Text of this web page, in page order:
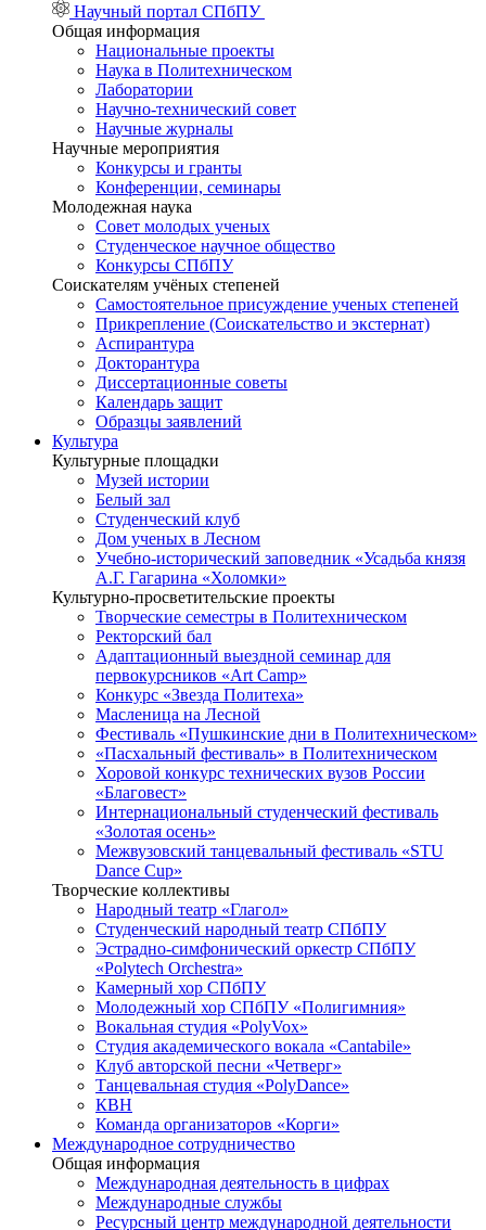
Научный портал СПбПУ
Общая информация
Национальные проекты
Наука в Политехническом
Лаборатории
Научно-технический совет
Научные журналы
Научные мероприятия
Конкурсы и гранты
Конференции, семинары
Молодежная наука
Совет молодых ученых
Студенческое научное общество
Конкурсы СПбПУ
Соискателям учёных степеней
Самостоятельное присуждение ученых степеней
Прикрепление (Соискательство и экстернат)
Аспирантура
Докторантура
Диссертационные советы
Календарь защит
Образцы заявлений
Культура
Культурные площадки
Музей истории
Белый зал
Студенческий клуб
Дом ученых в Лесном
Учебно-исторический заповедник «Усадьба князя
А.Г. Гагарина «Холомки»
Культурно-просветительские проекты
Творческие семестры в Политехническом
Ректорский бал
Адаптационный выездной семинар для
первокурсников «Art Camp»
Конкурс «Звезда Политеха»
Масленица на Лесной
Фестиваль «Пушкинские дни в Политехническом»
«Пасхальный фестиваль» в Политехническом
Хоровой конкурс технических вузов России
«Благовест»
Интернациональный студенческий фестиваль
«Золотая осень»
Межвузовский танцевальный фестиваль «STU
Dance Cup»
Творческие коллективы
Народный театр «Глагол»
Студенческий народный театр СПбПУ
Эстрадно-симфонический оркестр СПбПУ
«Polytech Orchestra»
Камерный хор СПбПУ
Молодежный хор СПбПУ «Полигимния»
Вокальная студия «PolyVox»
Студия академического вокала «Cantabile»
Клуб авторской песни «Четверг»
Танцевальная студия «PolyDance»
КВН
Команда организаторов «Корги»
Международное сотрудничество
Общая информация
Международная деятельность в цифрах
Международные службы
Ресурсный центр международной деятельности